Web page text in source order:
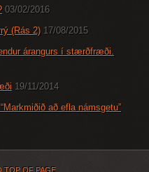
03/02/2016
(Rás 2) 17/08/2015
árangurs í stærðfræði.
19/11/2014
að efla námsgetu”
TOP OF PAGE